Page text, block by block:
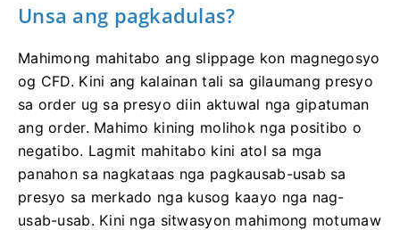
Unsa ang pagkadulas?
Mahimong mahitabo ang slippage kon magnegosyo
og CFD. Kini ang kalainan tali sa gilaumang presyo
sa order ug sa presyo diin aktuwal nga gipatuman
ang order. Mahimo kining molihok nga positibo o
negatibo. Lagmit mahitabo kini atol sa mga
panahon sa nagkataas nga pagkausab-usab sa
presyo sa merkado nga kusog kaayo nga nag-
usab-usab. Kini nga sitwasyon mahimong motumaw